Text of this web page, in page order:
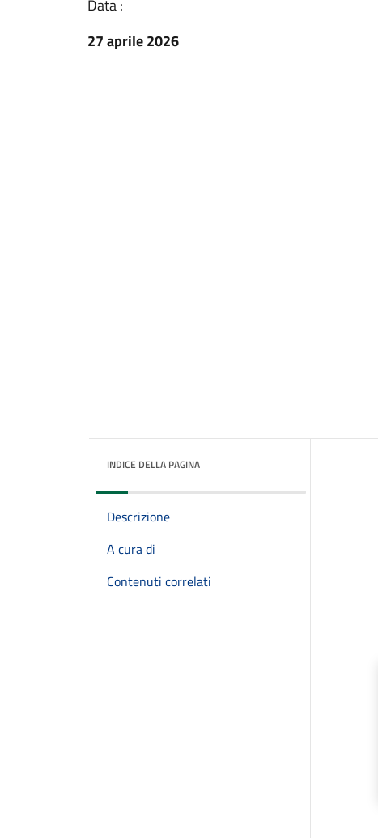
Data :
27 aprile 2026
INDICE DELLA PAGINA
Descrizione
A cura di
Contenuti correlati